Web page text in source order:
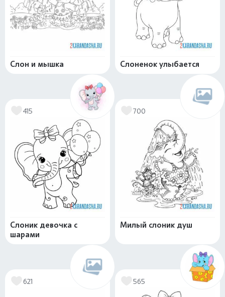
Слон и мышка Слоненок улыбается
415
Слоник девочка с
шарами
700
Милый слоник душ
621 565